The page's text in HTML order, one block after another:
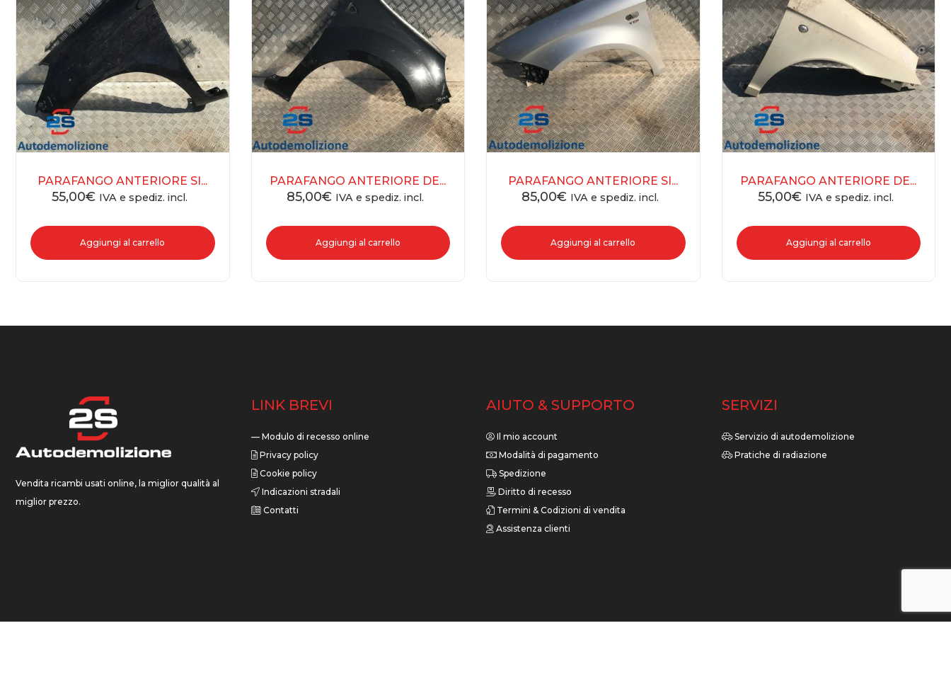
PARAFANGO ANTERIORE SI...
55,00€ IVA e spediz. incl.
Aggiungi al carrello
PARAFANGO ANTERIORE DE...
85,00€ IVA e spediz. incl.
Aggiungi al carrello
PARAFANGO ANTERIORE SI...
85,00€ IVA e spediz. incl.
Aggiungi al carrello
PARAFANGO ANTERIORE DE...
55,00€ IVA e spediz. incl.
Aggiungi al carrello
Vendita ricambi usati online, la miglior qualità al
miglior prezzo.
LINK BREVI
— Modulo di recesso online
Privacy policy
Cookie policy
Indicazioni stradali
Contatti
AIUTO & SUPPORTO
Il mio account
Modalità di pagamento
Spedizione
Diritto di recesso
Termini & Codizioni di vendita
Assistenza clienti
SERVIZI
Servizio di autodemolizione
Pratiche di radiazione